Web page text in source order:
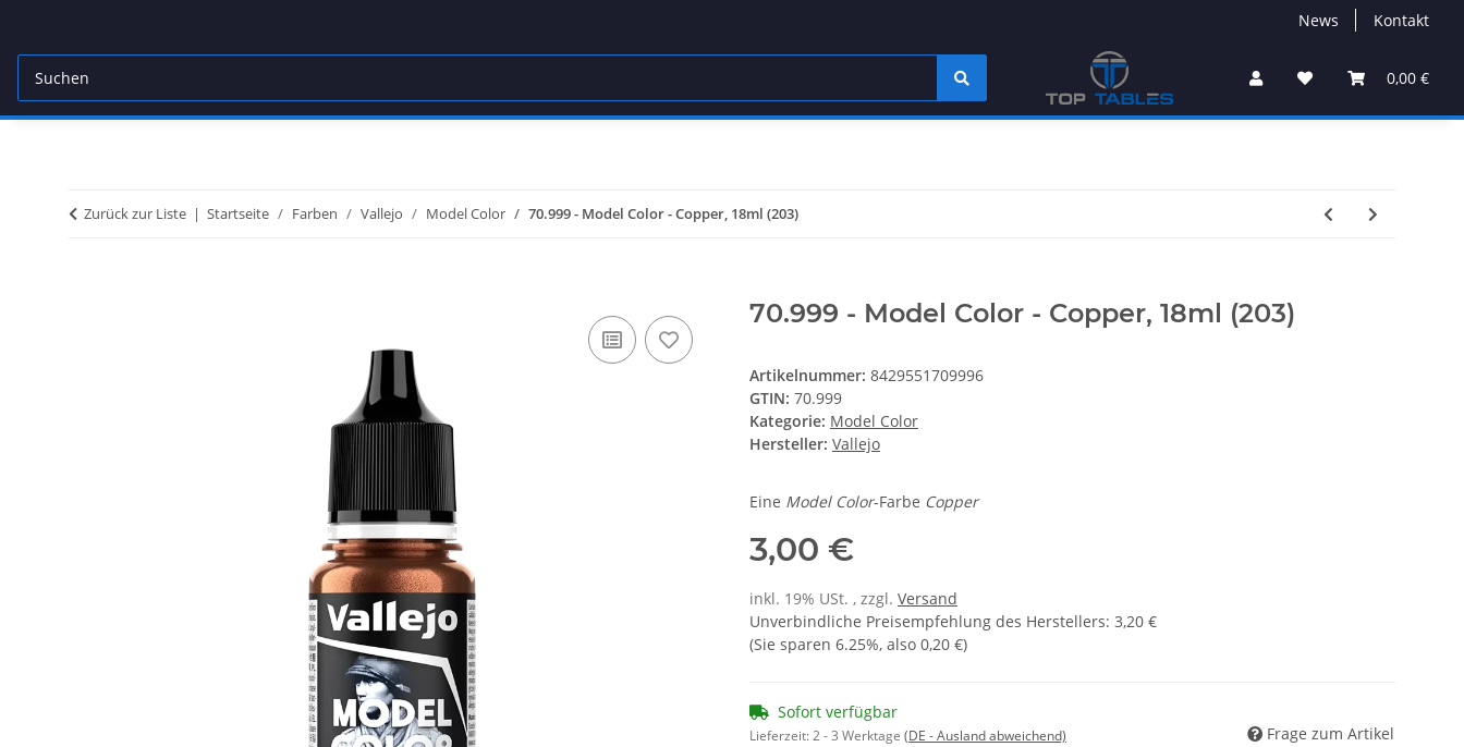
News Kontakt
0,00 €
Zurück zur Liste Startseite Farben Vallejo Model Color 70.999 - Model Color - Copper, 18ml (203)
70.999 - Model Color - Copper, 18ml (203)
Artikelnummer: 8429551709996
GTIN: 70.999
Kategorie: Model Color
Hersteller: Vallejo
Eine Model Color-Farbe Copper
3,00 €
inkl. 19% USt. , zzgl. Versand
Unverbindliche Preisempfehlung des Herstellers: 3,20 €
(Sie sparen 6.25%, also 0,20 €)
Sofort verfügbar
Lieferzeit:2 - 3 Werktage (DE - Ausland abweichend) Frage zum Artikel